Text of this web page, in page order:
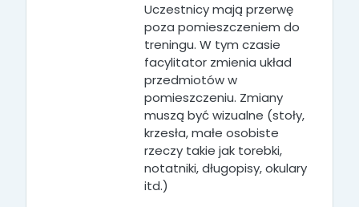
Uczestnicy mają przerwę
poza pomieszczeniem do
treningu. W tym czasie
facylitator zmienia układ
przedmiotów w
pomieszczeniu. Zmiany
muszą być wizualne (stoły,
krzesła, małe osobiste
rzeczy takie jak torebki,
notatniki, długopisy, okulary
itd.)